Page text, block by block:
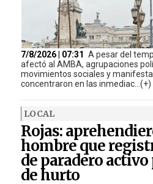
7/8/2026 | 07:31 A pesar del
afectó al AMBA, agrupaciones
movimientos sociales y
concentraron en las inmediac...(+)
LOCAL
Rojas:
hombre que
de paradero activo
de hurto